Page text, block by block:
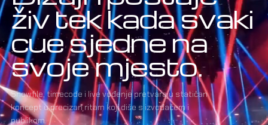
dodajemo na
sliku.
Ugrađujemo
ga u nju.